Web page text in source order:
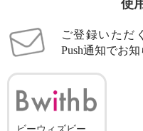
使
ご登録いただ
Push通知でお知